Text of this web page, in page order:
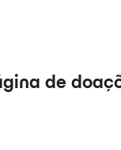
de